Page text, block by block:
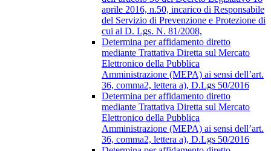
aprile 2016, n.50, incarico di Responsabile
del Servizio di Prevenzione e Protezione di
cui al D. Lgs. N. 81/2008,
Determina per affidamento diretto
mediante Trattativa Diretta sul Mercato
Elettronico della Pubblica
Amministrazione (MEPA) ai sensi dell’art.
36, comma2, lettera a), D.Lgs 50/2016
Determina per affidamento diretto
mediante Trattativa Diretta sul Mercato
Elettronico della Pubblica
Amministrazione (MEPA) ai sensi dell’art.
36, comma2, lettera a), D.Lgs 50/2016